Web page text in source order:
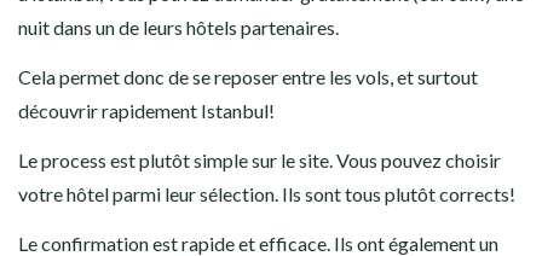
nuit dans un de leurs hôtels partenaires.
Cela permet donc de se reposer entre les vols, et surtout
découvrir rapidement Istanbul!
Le process est plutôt simple sur le site. Vous pouvez choisir
votre hôtel parmi leur sélection. Ils sont tous plutôt corrects!
Le confirmation est rapide et efficace. Ils ont également un